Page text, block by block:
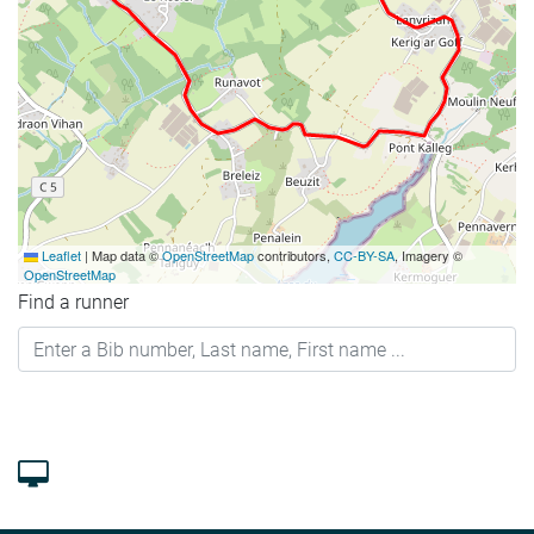
Leaflet | Map data ©OpenStreetMapcontributors, CC-BY-SA, Imagery ©
OpenStreetMap
Find a runner